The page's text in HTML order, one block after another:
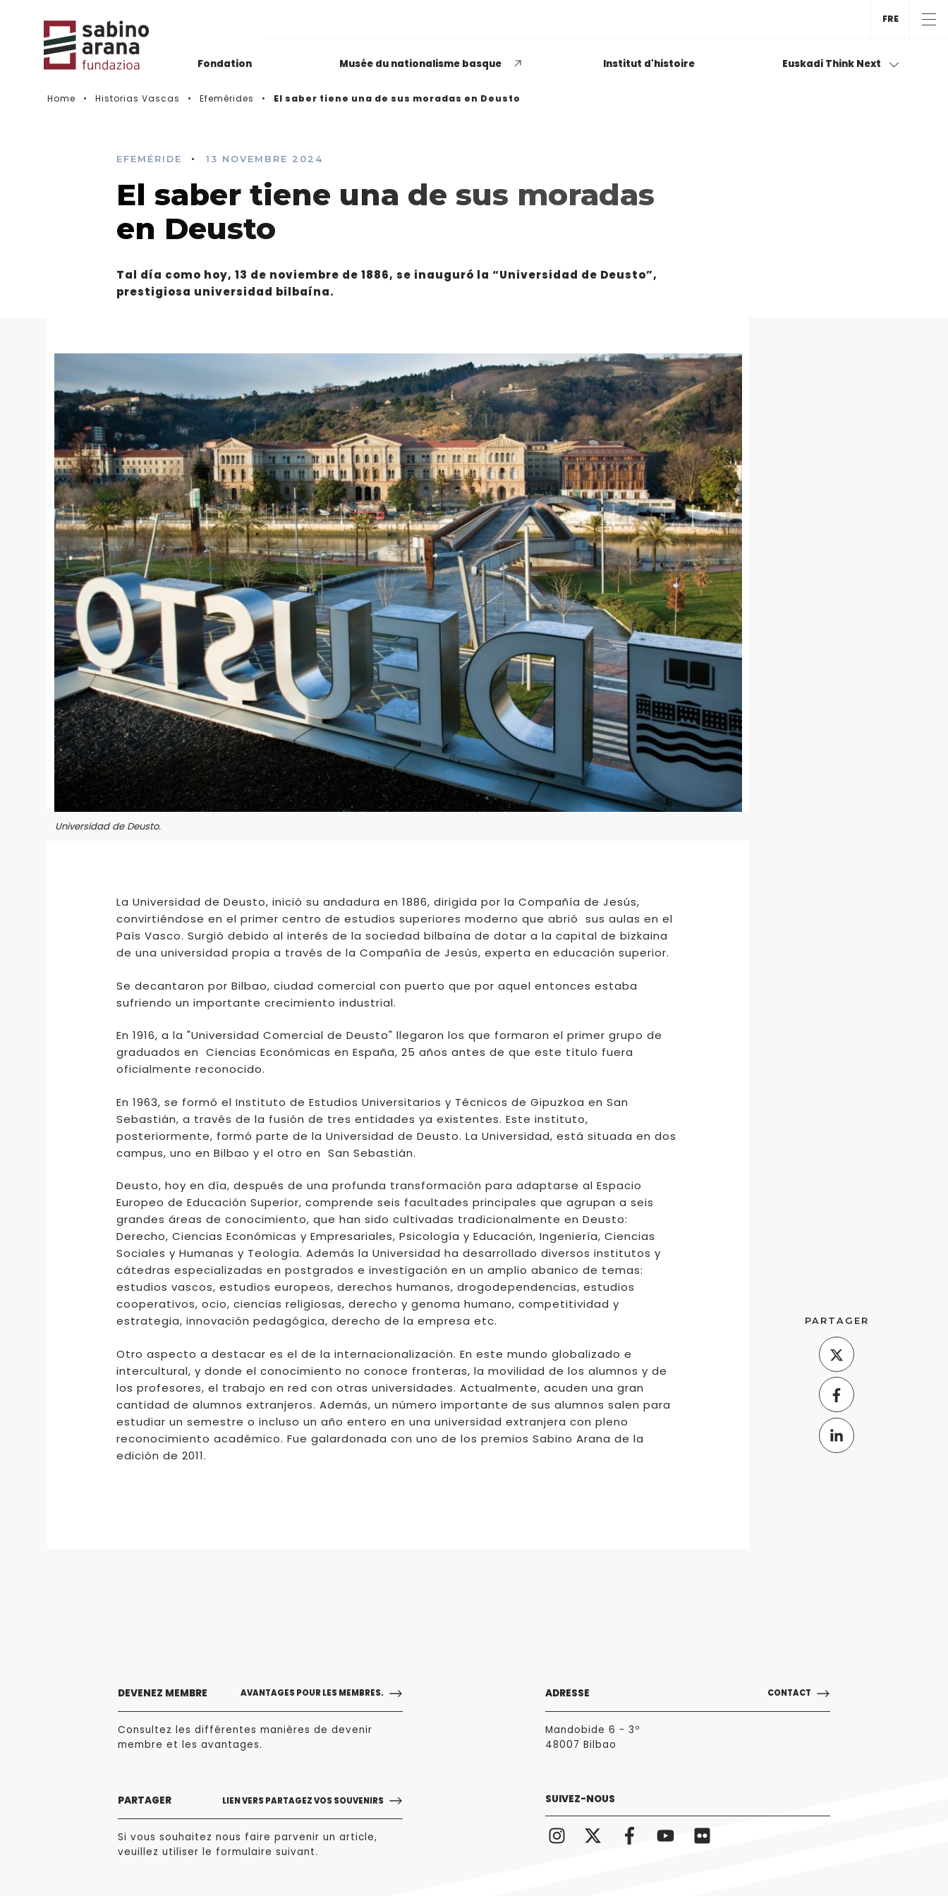
Fondation Musée du nationalisme basque Institut d'histoire Euskadi Think Next
Histórico de convocatorias
Opiniones dispares
LEER MÁS
FRE
Home Historias Vascas Efemérides El saber tiene una de sus moradas en Deusto
EFEMÉRIDE • 13 NOVEMBRE 2024
El saber tiene una de sus moradas
en Deusto
Tal día como hoy, 13 de noviembre de 1886, se inauguró la “Universidad de Deusto”,
prestigiosa universidad bilbaína.
Universidad de Deusto.
La Universidad de Deusto, inició su andadura en 1886, dirigida por la Compañía de Jesús,
convirtiéndose en el primer centro de estudios superiores moderno que abrió sus aulas en el
País Vasco. Surgió debido al interés de la sociedad bilbaína de dotar a la capital de bizkaina
de una universidad propia a través de la Compañía de Jesús, experta en educación superior.
Se decantaron por Bilbao, ciudad comercial con puerto que por aquel entonces estaba
sufriendo un importante crecimiento industrial.
En 1916, a la "Universidad Comercial de Deusto" llegaron los que formaron el primer grupo de
graduados en Ciencias Económicas en España, 25 años antes de que este título fuera
oficialmente reconocido.
En 1963, se formó el Instituto de Estudios Universitarios y Técnicos de Gipuzkoa en San
Sebastián, a través de la fusión de tres entidades ya existentes. Este instituto,
posteriormente, formó parte de la Universidad de Deusto. La Universidad, está situada en dos
campus, uno en Bilbao y el otro en San Sebastián.
Deusto, hoy en día, después de una profunda transformación para adaptarse al Espacio
Europeo de Educación Superior, comprende seis facultades principales que agrupan a seis
grandes áreas de conocimiento, que han sido cultivadas tradicionalmente en Deusto:
Derecho, Ciencias Económicas y Empresariales, Psicología y Educación, Ingeniería, Ciencias
Sociales y Humanas y Teología. Además la Universidad ha desarrollado diversos institutos y
cátedras especializadas en postgrados e investigación en un amplio abanico de temas:
estudios vascos, estudios europeos, derechos humanos, drogodependencias, estudios
cooperativos, ocio, ciencias religiosas, derecho y genoma humano, competitividad y
estrategia, innovación pedagógica, derecho de la empresa etc.
Otro aspecto a destacar es el de la internacionalización. En este mundo globalizado e
intercultural, y donde el conocimiento no conoce fronteras, la movilidad de los alumnos y de
los profesores, el trabajo en red con otras universidades. Actualmente, acuden una gran
cantidad de alumnos extranjeros. Además, un número importante de sus alumnos salen para
estudiar un semestre o incluso un año entero en una universidad extranjera con pleno
reconocimiento académico. Fue galardonada con uno de los premios Sabino Arana de la
edición de 2011.
PARTAGER
DEVENEZ MEMBRE AVANTAGES POUR LES MEMBRES.
Consultez les différentes manières de devenir
membre et les avantages.
PARTAGER LIEN VERS PARTAGEZ VOS SOUVENIRS
Si vous souhaitez nous faire parvenir un article,
veuillez utiliser le formulaire suivant.
ADRESSE CONTACT
Mandobide 6 - 3º
48007 Bilbao
SUIVEZ-NOUS